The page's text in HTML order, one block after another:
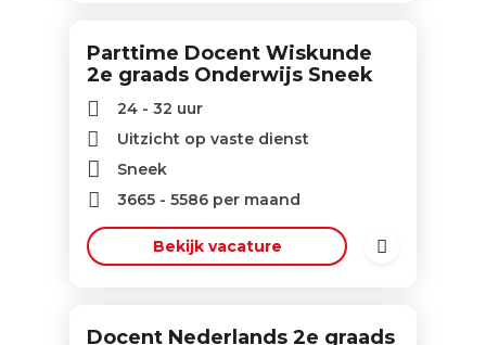
Parttime Docent Wiskunde
2e graads Onderwijs Sneek
24 - 32 uur
Uitzicht op vaste dienst
Sneek
3665 - 5586 per maand
Bekijk vacature
Docent Nederlands 2e graads